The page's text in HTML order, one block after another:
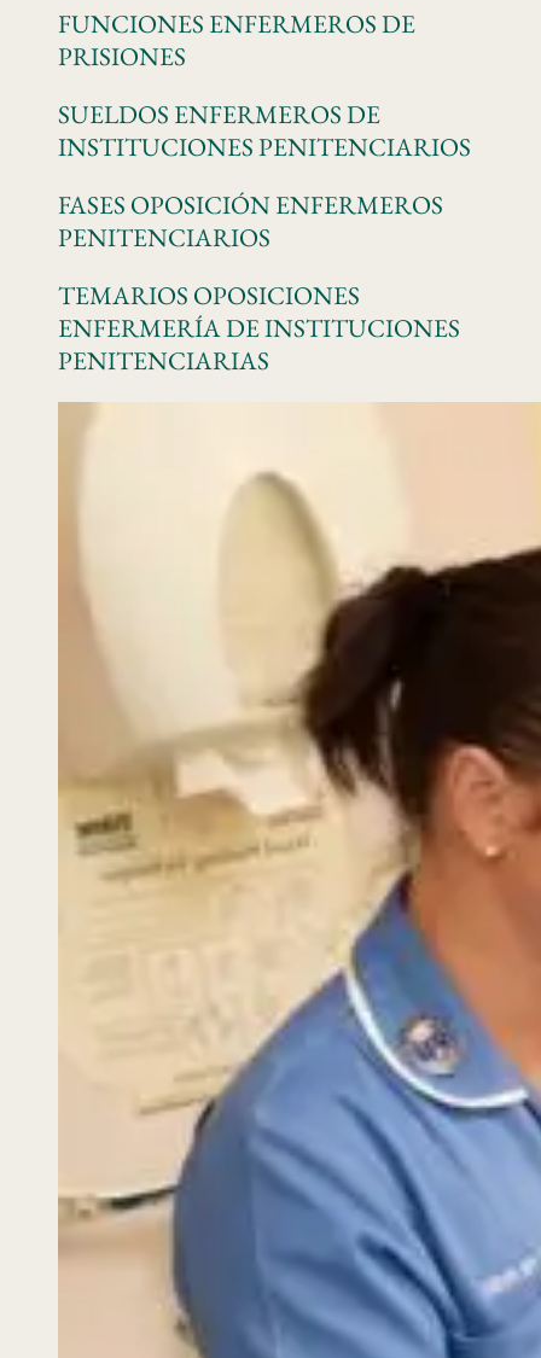
FUNCIONES ENFERMEROS DE
PRISIONES
SUELDOS ENFERMEROS DE
INSTITUCIONES PENITENCIARIOS
FASES OPOSICIÓN ENFERMEROS
PENITENCIARIOS
TEMARIOS OPOSICIONES
ENFERMERÍA DE INSTITUCIONES
PENITENCIARIAS